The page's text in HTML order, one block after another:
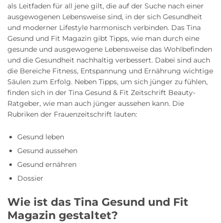
als Leitfaden für all jene gilt, die auf der Suche nach einer
ausgewogenen Lebensweise sind, in der sich Gesundheit
und moderner Lifestyle harmonisch verbinden. Das Tina
Gesund und Fit Magazin gibt Tipps, wie man durch eine
gesunde und ausgewogene Lebensweise das Wohlbefinden
und die Gesundheit nachhaltig verbessert. Dabei sind auch
die Bereiche Fitness, Entspannung und Ernährung wichtige
Säulen zum Erfolg. Neben Tipps, um sich jünger zu fühlen,
finden sich in der Tina Gesund & Fit Zeitschrift Beauty-
Ratgeber, wie man auch jünger aussehen kann. Die
Rubriken der Frauenzeitschrift lauten:
Gesund leben
Gesund aussehen
Gesund ernähren
Dossier
Wie ist das Tina Gesund und Fit
Magazin gestaltet?